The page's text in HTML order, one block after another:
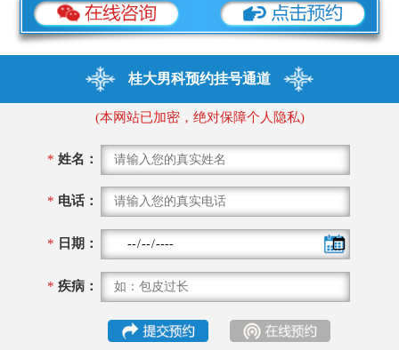
桂大男科预约挂号通道
(本网站已加密，绝对保障个人隐私)
* 姓名：
* 电话：
* 日期：
* 疾病：